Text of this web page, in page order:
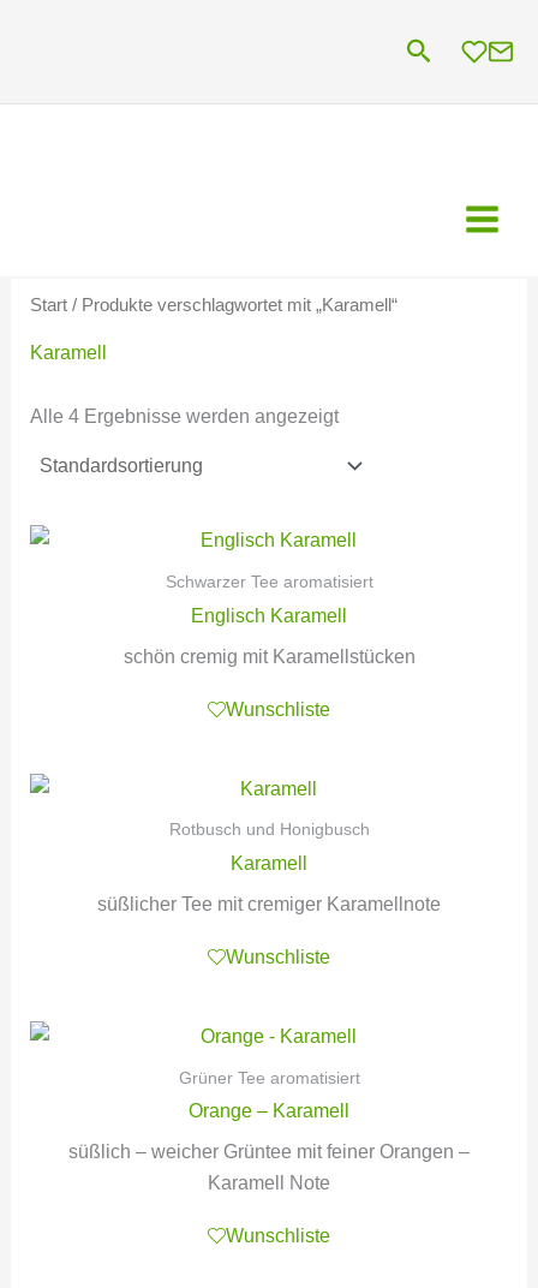
Suchen
Start/ Produkte verschlagwortet mit „Karamell“
Karamell
Alle 4 Ergebnisse werden angezeigt
Schwarzer Tee aromatisiert
Englisch Karamell
schön cremig mit Karamellstücken
Wunschliste
Rotbusch und Honigbusch
Karamell
süßlicher Tee mit cremiger Karamellnote
Wunschliste
Grüner Tee aromatisiert
Orange – Karamell
süßlich – weicher Grüntee mit feiner Orangen –
Karamell Note
Wunschliste